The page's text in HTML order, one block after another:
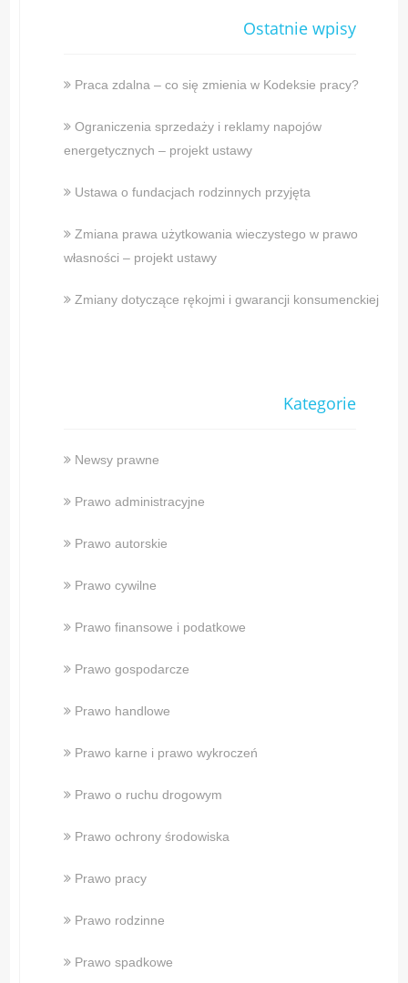
Ostatnie wpisy
Praca zdalna – co się zmienia w Kodeksie pracy?
Ograniczenia sprzedaży i reklamy napojów
energetycznych – projekt ustawy
Ustawa o fundacjach rodzinnych przyjęta
Zmiana prawa użytkowania wieczystego w prawo
własności – projekt ustawy
Zmiany dotyczące rękojmi i gwarancji konsumenckiej
Kategorie
Newsy prawne
Prawo administracyjne
Prawo autorskie
Prawo cywilne
Prawo finansowe i podatkowe
Prawo gospodarcze
Prawo handlowe
Prawo karne i prawo wykroczeń
Prawo o ruchu drogowym
Prawo ochrony środowiska
Prawo pracy
Prawo rodzinne
Prawo spadkowe